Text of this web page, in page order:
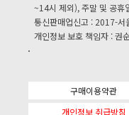
~14시 제외), 주말 및 공휴
통신판매업신고 : 2017-서
개인정보 보호 책임자 : 권
구매이용약관
개인정보 취급방침